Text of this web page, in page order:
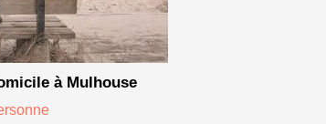
à Mulhouse